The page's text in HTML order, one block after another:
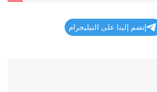
إنضم إلينا على التيليجرام